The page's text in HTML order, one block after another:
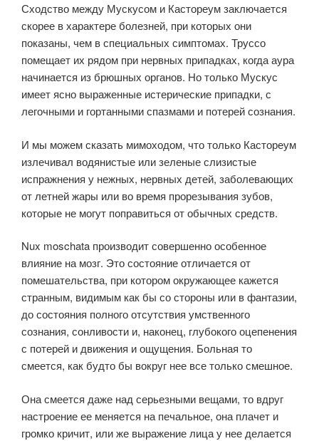
Сходство между Мускусом и Кастореум заключается
скорее в характере болезней, при которых они
показаны, чем в специальных симптомах. Труссо
помещает их рядом при нервных припадках, когда аура
начинается из брюшных органов. Но только Мускус
имеет ясно выраженные истерические припадки, с
легочными и гортанными спазмами и потерей сознания.
И мы можем сказать мимоходом, что только Кастореум
излечивал водянистые или зеленые слизистые
испражнения у нежных, нервных детей, заболевающих
от летней жары или во время прорезывания зубов,
которые не могут поправиться от обычных средств.
Nux moschata производит совершенно особенное
влияние на мозг. Это состояние отличается от
помешательства, при котором окружающее кажется
странным, видимым как бы со стороны или в фантазии,
до состояния полного отсутствия умственного
сознания, сонливости и, наконец, глубокого оцепенения
с потерей и движения и ощущения. Больная то
смеется, как будто бы вокруг нее все только смешное.
Она смеется даже над серьезными вещами, то вдруг
настроение ее меняется на печальное, она плачет и
громко кричит, или же выражение лица у нее делается